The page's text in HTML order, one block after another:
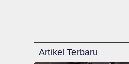
Artikel Terbaru